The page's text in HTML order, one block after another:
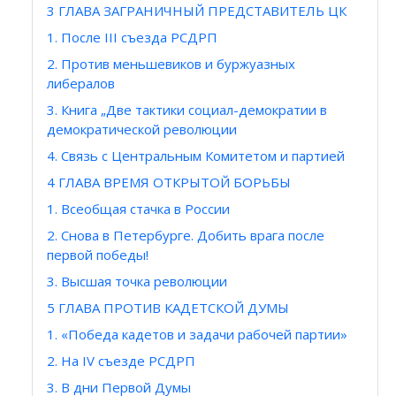
3 ГЛАВА ЗАГРАНИЧНЫЙ ПРЕДСТАВИТЕЛЬ ЦК
1. После III съезда РСДРП
2. Против меньшевиков и буржуазных
либералов
3. Книга „Две тактики социал-демократии в
демократической революции
4. Связь с Центральным Комитетом и партией
4 ГЛАВА ВРЕМЯ ОТКРЫТОЙ БОРЬБЫ
1. Всеобщая стачка в России
2. Снова в Петербурге. Добить врага после
первой победы!
3. Высшая точка революции
5 ГЛАВА ПРОТИВ КАДЕТСКОЙ ДУМЫ
1. «Победа кадетов и задачи рабочей партии»
2. На IV съезде РСДРП
3. В дни Первой Думы